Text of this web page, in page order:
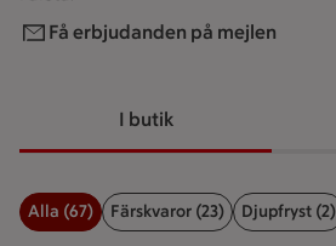
Få erbjudanden på mejlen
I butik
Filter för erbjudanden
Alla (67) Färskvaror (23) Djupfryst (2)